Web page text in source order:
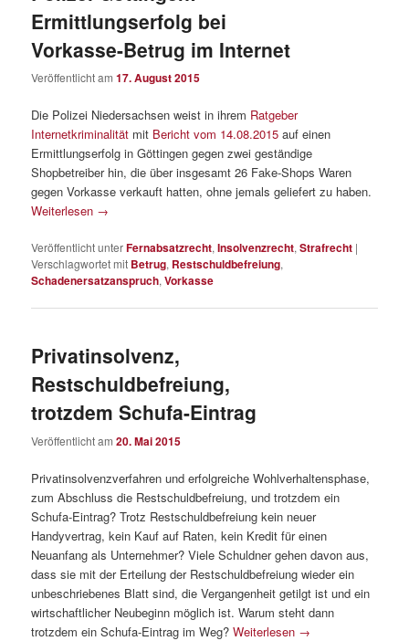
Ermittlungserfolg bei
Vorkasse-Betrug im Internet
Veröffentlicht am17. August 2015
Die Polizei Niedersachsen weist in ihrem Ratgeber
Internetkriminalität mit Bericht vom 14.08.2015 auf einen
Ermittlungserfolg in Göttingen gegen zwei geständige
Shopbetreiber hin, die über insgesamt 26 Fake-Shops Waren
gegen Vorkasse verkauft hatten, ohne jemals geliefert zu haben.
Weiterlesen →
Veröffentlicht unterFernabsatzrecht,Insolvenzrecht,Strafrecht |
Verschlagwortet mit Betrug, Restschuldbefreiung,
Schadenersatzanspruch,Vorkasse
Privatinsolvenz,
Restschuldbefreiung,
trotzdem Schufa-Eintrag
Veröffentlicht am20. Mai 2015
Privatinsolvenzverfahren und erfolgreiche Wohlverhaltensphase,
zum Abschluss die Restschuldbefreiung, und trotzdem ein
Schufa-Eintrag? Trotz Restschuldbefreiung kein neuer
Handyvertrag, kein Kauf auf Raten, kein Kredit für einen
Neuanfang als Unternehmer? Viele Schuldner gehen davon aus,
dass sie mit der Erteilung der Restschuldbefreiung wieder ein
unbeschriebenes Blatt sind, die Vergangenheit getilgt ist und ein
wirtschaftlicher Neubeginn möglich ist. Warum steht dann
trotzdem ein Schufa-Eintrag im Weg?Weiterlesen →